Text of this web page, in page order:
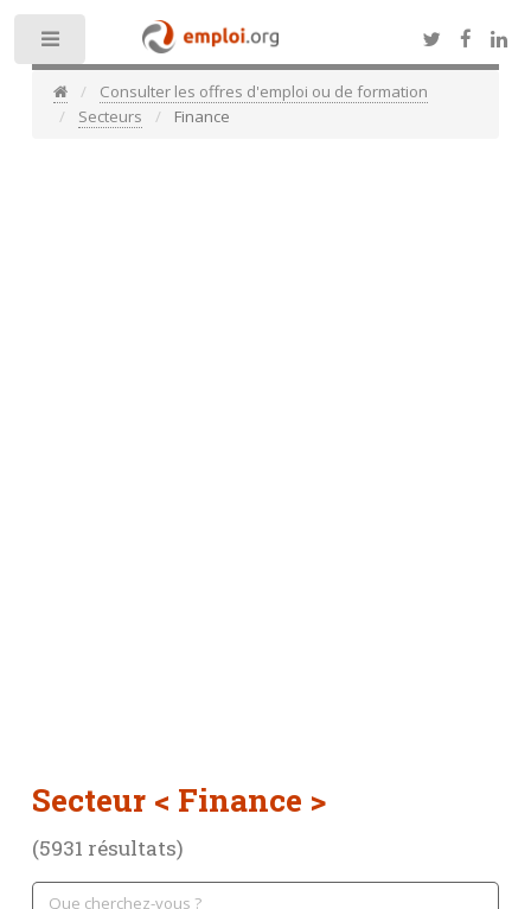
Consulter les offres d'emploi ou de formation
Secteurs
Finance
Secteur < Finance >
(5931 résultats)
Toggle